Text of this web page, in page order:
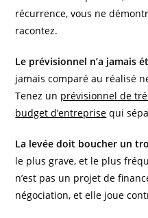
récurrence, vous ne
racontez.
Le prévisionnel n’a jamais
jamais comparé au réalisé
Tenez un prévisionnel de
budget d’entreprise qui
La levée doit boucher un
le plus grave, et le plus
n’est pas un projet de
négociation, et elle joue